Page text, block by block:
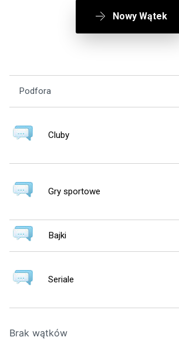
Nowy Wątek
Podfora
Cluby
Gry sportowe
Bajki
Seriale
Brak wątków